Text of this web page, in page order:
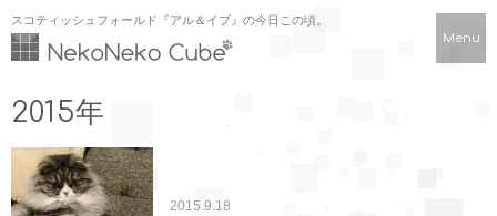
スコティッシュフォールド『アル＆イブ』の今日この頃。
Menu
2015年
2015.9.18